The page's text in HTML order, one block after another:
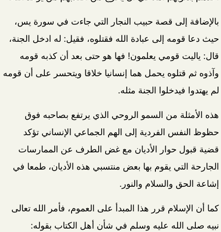
بالإضافة إلى قصة حبيب النجار التي جاءت في سورة يس،
حيث دعا قومه إلى عبادة الله فقتلوه، فقيل: له ادخل الجنة،
قال: ياليت قومي يعلمون! فها هو حتى بعد أن كذبه قومه
وآذوه ثم قتلوه يحمل هما إنسانيا خلاقا ويتحسر على أن قومه
لم يهتدوا فيدخلوا الجنة مثله.
هذه الأمثلة من السمو الروحي الذي يرتفع بصاحبه فوق
حظوظ النفس الفردية إلى الهم الجماعي الإنساني تؤكد
قضية قبول حوار الأديان مع غض الطرف عن الممارسات
الجارحة التي يقوم بها بعض منتسبي هذه الأديان، طمعا في
إشاعة الحق والسلام والنور.
كما أن الإسلام قرر هذا المبدأ على العموم، فأمر الله تعالى
نبيه صلى الله عليه وسلم في شأن أهل الكتاب بقوله: